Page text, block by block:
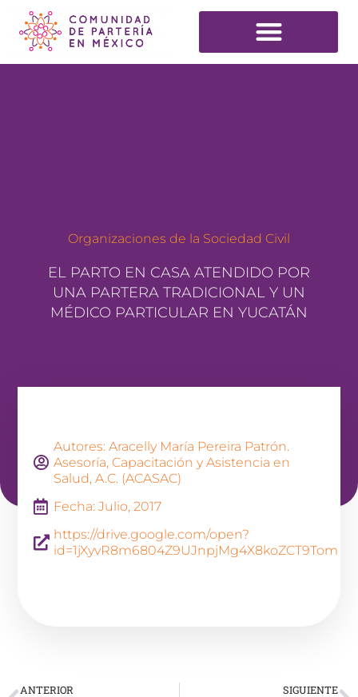
Organizaciones de la Sociedad Civil
EL PARTO EN CASA ATENDIDO POR
UNA PARTERA TRADICIONAL Y UN
MÉDICO PARTICULAR EN YUCATÁN
Autores: Aracelly María Pereira Patrón.
Asesoría, Capacitación y Asistencia en
Salud, A.C. (ACASAC)
Fecha: Julio, 2017
https://drive.google.com/open?
id=1jXyvR8m6804Z9UJnpjMg4X8koZCT9Tom
ANTERIOR SIGUIENTE